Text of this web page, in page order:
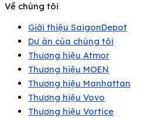
Về chúng tôi
Giới thiệu SaigonDepot
Dự án của chúng tôi
Thương hiệu Atmor
Thương hiệu MOEN
Thương hiệu Manhattan
Thương hiệu Vovo
Thương hiệu Vortice